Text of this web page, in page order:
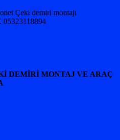
Çeki demiri montajı
DEMİRİ MONTAJ VE ARAÇ